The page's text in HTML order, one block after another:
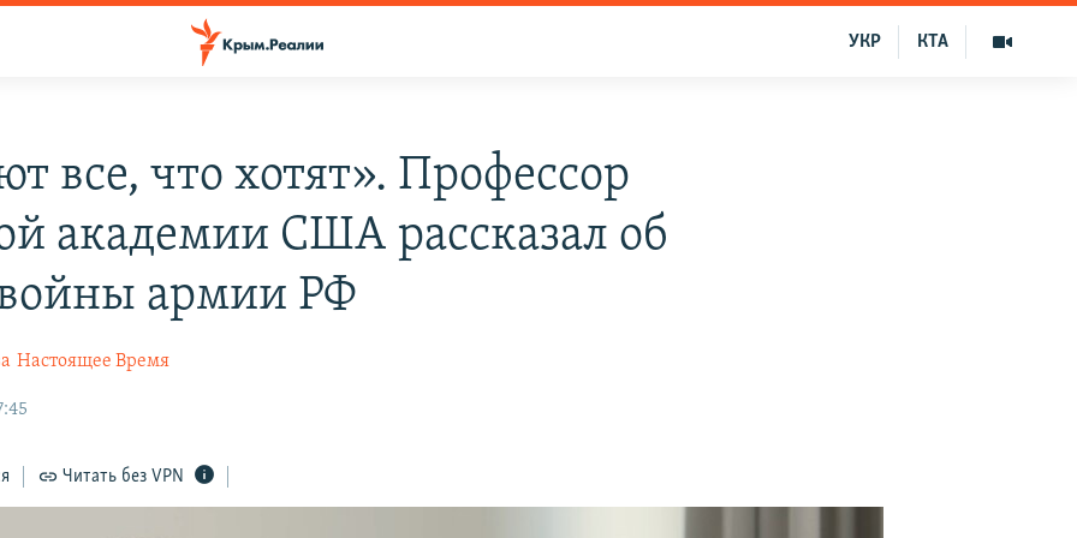
КТА
УКР
все, что хотят». Профессор
академии США рассказал об
армии РФ
Настоящее Время
Читать без VPN